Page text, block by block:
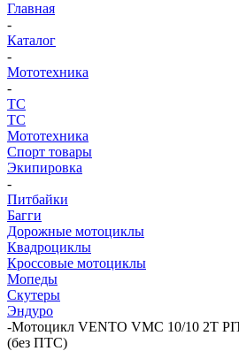
Главная
-
Каталог
-
Мототехника
-
ТС
ТС
Мототехника
Спорт товары
Экипировка
-
Питбайки
Багги
Дорожные мотоциклы
Квадроциклы
Кроссовые мотоциклы
Мопеды
Скутеры
Эндуро
-Мотоцикл VENTO VMC 10/10 2T
(без ПТС)